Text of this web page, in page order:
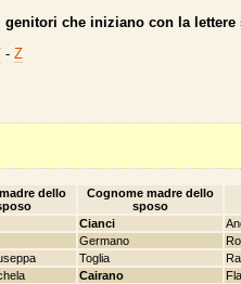
che iniziano con la lettere
- Z
dello
Cognome madre dello
sposo
Cianci
Germano
Toglia
Cairano